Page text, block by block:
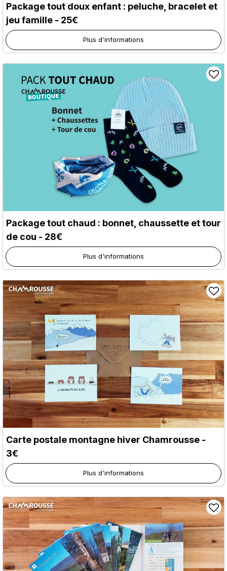
Package tout doux enfant : peluche, bracelet et
jeu famille - 25€
Plus d'informations
Package tout chaud : bonnet, chaussette et tour
de cou - 28€
Plus d'informations
Carte postale montagne hiver Chamrousse -
3€
Plus d'informations